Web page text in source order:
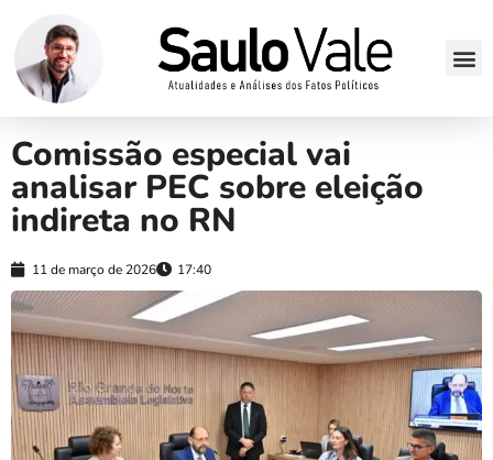
Comissão especial vai
analisar PEC sobre eleição
indireta no RN
11 de março de 2026 17:40